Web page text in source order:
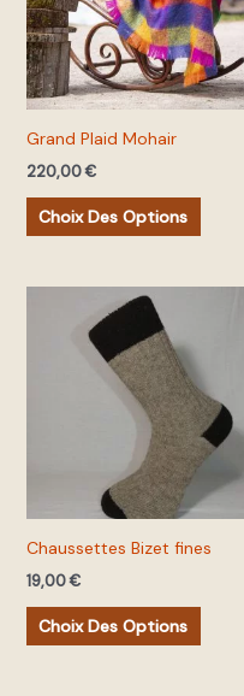
Grand Plaid Mohair
220,00€
Choix Des Options
Les
sur
la
Chaussettes Bizet fines
19,00€
Choix Des Options
Les
être
sur
la